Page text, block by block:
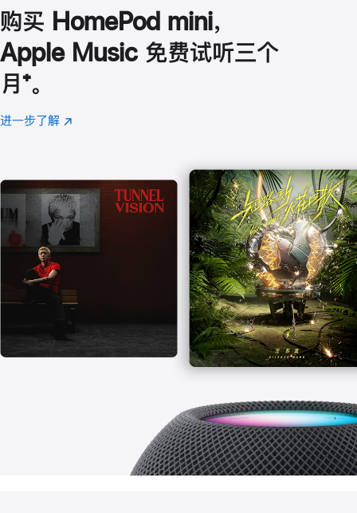
购买 HomePod mini，
Apple Music 免费试听三个
月 脚
注
⁺。
进一步了解 Apple
(在
口
中
打
开)